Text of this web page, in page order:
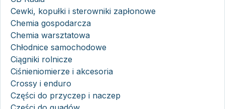
Cewki, kopułki i sterowniki zapłonowe
Chemia gospodarcza
Chemia warsztatowa
Chłodnice samochodowe
Ciągniki rolnicze
Ciśnieniomierze i akcesoria
Crossy i enduro
Części do przyczep i naczep